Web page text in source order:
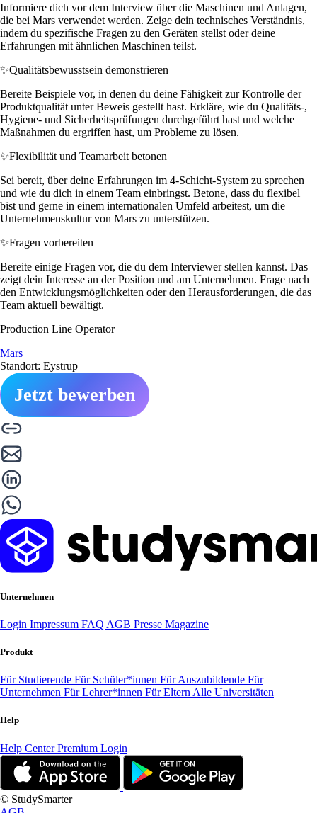
Informiere dich vor dem Interview über die Maschinen und Anlagen,
die bei Mars verwendet werden. Zeige dein technisches Verständnis,
indem du spezifische Fragen zu den Geräten stellst oder deine
Erfahrungen mit ähnlichen Maschinen teilst.
✨Qualitätsbewusstsein demonstrieren
Bereite Beispiele vor, in denen du deine Fähigkeit zur Kontrolle der
Produktqualität unter Beweis gestellt hast. Erkläre, wie du Qualitäts-,
Hygiene- und Sicherheitsprüfungen durchgeführt hast und welche
Maßnahmen du ergriffen hast, um Probleme zu lösen.
✨Flexibilität und Teamarbeit betonen
Sei bereit, über deine Erfahrungen im 4-Schicht-System zu sprechen
und wie du dich in einem Team einbringst. Betone, dass du flexibel
bist und gerne in einem internationalen Umfeld arbeitest, um die
Unternehmenskultur von Mars zu unterstützen.
✨Fragen vorbereiten
Bereite einige Fragen vor, die du dem Interviewer stellen kannst. Das
zeigt dein Interesse an der Position und am Unternehmen. Frage nach
den Entwicklungsmöglichkeiten oder den Herausforderungen, die das
Team aktuell bewältigt.
Production Line Operator
Mars
Standort: Eystrup
Jetzt bewerben
Unternehmen
Login Impressum FAQ AGB Presse Magazine
Produkt
Für Studierende Für Schüler*innen Für Auszubildende Für
Unternehmen Für Lehrer*innen Für Eltern Alle Universitäten
Help
Help CenterPremium Login
© StudySmarter